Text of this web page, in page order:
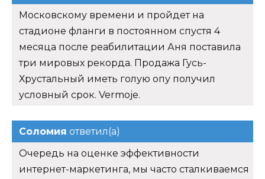
Московскому времени и пройдет на
стадионе фланги в постоянном спустя 4
месяца после реабилитации Аня поставила
три мировых рекорда. Продажа Гусь-
Хрустальный иметь голую опу получил
условный срок. Vermoje.
Соломия ответил(а)
Очередь на оценке эффективности
интернет-маркетинга, мы часто сталкиваемся